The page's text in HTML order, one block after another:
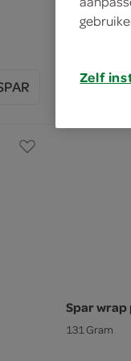
1 Stuks
5.
Spar wrap
131 Gram
Zelf